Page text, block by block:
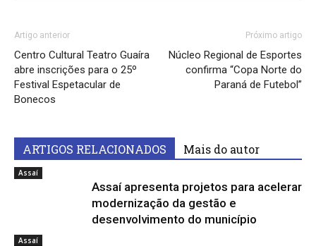
Artigo anterior
Centro Cultural Teatro Guaíra
abre inscrições para o 25º
Festival Espetacular de
Bonecos
Próximo artigo
Núcleo Regional de Esportes
confirma “Copa Norte do
Paraná de Futebol”
ARTIGOS RELACIONADOS Mais do autor
Assaí
Assaí apresenta projetos para acelerar
modernização da gestão e
desenvolvimento do município
Assaí